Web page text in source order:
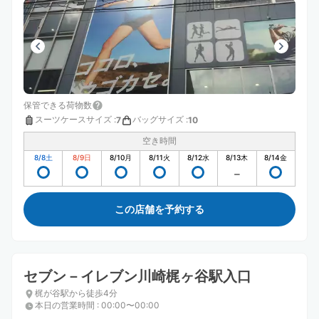
保管できる荷物数
スーツケースサイズ :7 バッグサイズ :10
空き時間
8/8土 8/9日 8/10月 8/11火 8/12水 8/13木 8/14金
この店舗を予約する
セブン－イレブン川崎梶ヶ谷駅入口
梶が谷駅から徒歩4分
本日の営業時間 : 00:00〜00:00